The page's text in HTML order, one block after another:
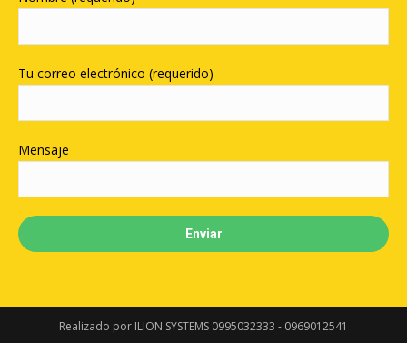
Tu correo electrónico (requerido)
Mensaje
Realizado por ILION SYSTEMS 0995032333 - 0969012541